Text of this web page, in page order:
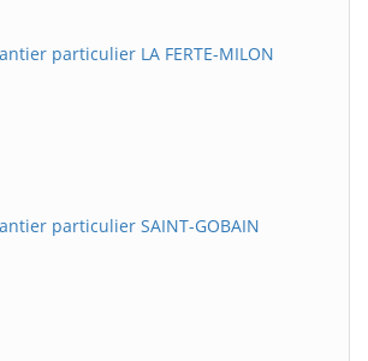
particulier LA FERTE-MILON
particulier SAINT-GOBAIN